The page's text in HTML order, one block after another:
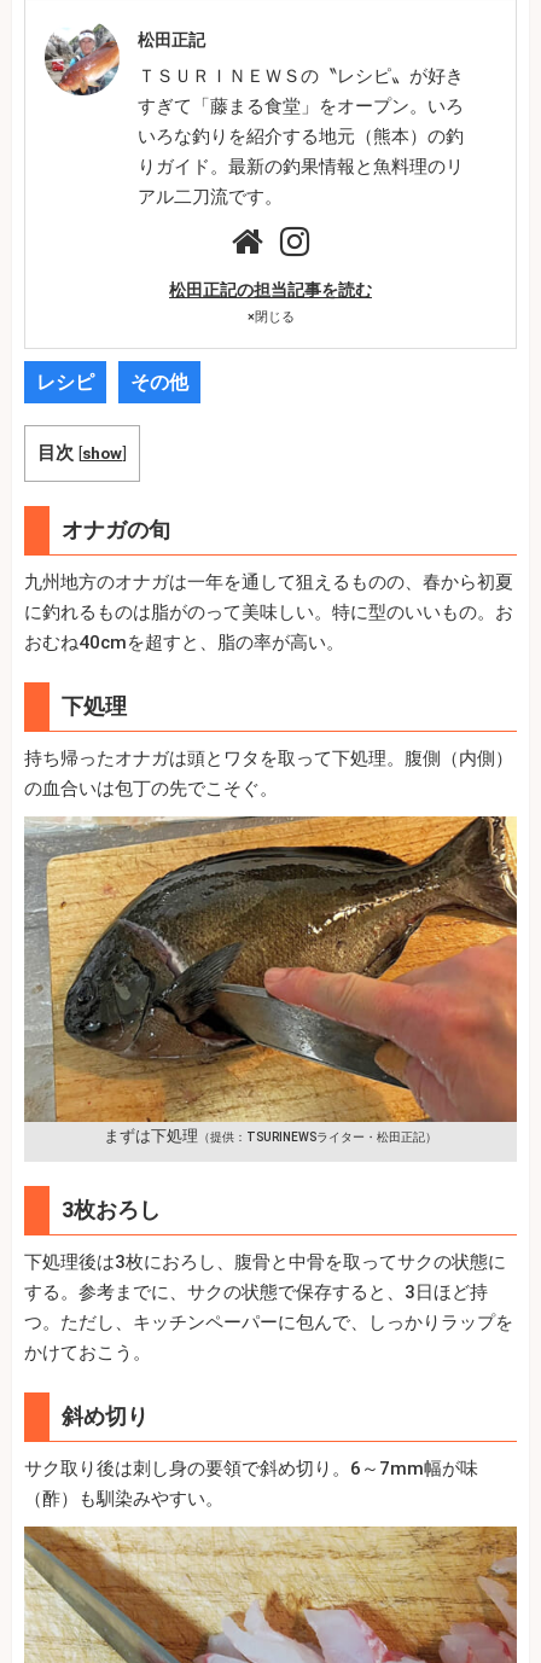
松田正記
ＴＳＵＲＩＮＥＷＳの〝レシピ〟が好き
すぎて「藤まる食堂」をオープン。いろ
いろな釣りを紹介する地元（熊本）の釣
りガイド。最新の釣果情報と魚料理のリ
アル二刀流です。
松田正記の担当記事を読む
×閉じる
レシピ その他
目次 [show]
オナガの旬
九州地方のオナガは一年を通して狙えるものの、春から初夏
に釣れるものは脂がのって美味しい。特に型のいいもの。お
おむね40cmを超すと、脂の率が高い。
下処理
持ち帰ったオナガは頭とワタを取って下処理。腹側（内側）
の血合いは包丁の先でこそぐ。
まずは下処理 （提供：TSURINEWSライター・松田正記）
3枚おろし
下処理後は3枚におろし、腹骨と中骨を取ってサクの状態に
する。参考までに、サクの状態で保存すると、3日ほど持
つ。ただし、キッチンペーパーに包んで、しっかりラップを
かけておこう。
斜め切り
サク取り後は刺し身の要領で斜め切り。6～7mm幅が味
（酢）も馴染みやすい。